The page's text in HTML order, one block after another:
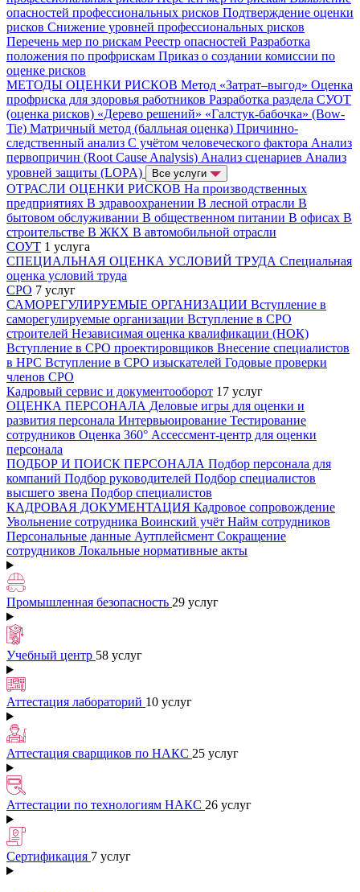
опасностей профессиональных рисков Подтверждение оценки
рисков Снижение уровней профессиональных рисков
Перечень мер по рискам Реестр опасностей Разработка
положения по профрискам Приказ о создании комиссии по
оценке рисков
МЕТОДЫ ОЦЕНКИ РИСКОВ Метод «Затрат–выгод» Оценка
профриска для здоровья работников Разработка раздела СУОТ
(оценка рисков) «Дерево решений» «Галстук-бабочка» (Bow-
Tie) Матричный метод (балльная оценка) Причинно-
следственный анализ С учётом человеческого фактора Анализ
первопричин (Root Cause Analysis) Анализ сценариев Анализ
уровней защиты (LOPA)
Все услуги
ОТРАСЛИ ОЦЕНКИ РИСКОВ На производственных
предприятиях В здравоохранении В лесной отрасли В
бытовом обслуживании В общественном питании В офисах В
строительстве В ЖКХ В автомобильной отрасли
СОУТ 1 услуга
СПЕЦИАЛЬНАЯ ОЦЕНКА УСЛОВИЙ ТРУДА Специальная
оценка условий труда
СРО 7 услуг
САМОРЕГУЛИРУЕМЫЕ ОРГАНИЗАЦИИ Вступление в
саморегулируемые организации Вступление в СРО
строителей Независимая оценка квалификации (НОК)
Вступление в СРО проектировщиков Внесение специалистов
в НРС Вступление в СРО изыскателей Годовые проверки
членов СРО
Кадровый сервис и документооборот 17 услуг
ОЦЕНКА ПЕРСОНАЛА Деловые игры для оценки и
развития персонала Интервьюирование Тестирование
сотрудников Оценка 360° Ассессмент-центр для оценки
персонала
ПОДБОР И ПОИСК ПЕРСОНАЛА Подбор персонала для
компаний Подбор руководителей Подбор специалистов
высшего звена Подбор специалистов
КАДРОВАЯ ДОКУМЕНТАЦИЯ Кадровое сопровождение
Увольнение сотрудника Воинский учёт Найм сотрудников
Персональные данные Аутплейсмент Сокращение
сотрудников Локальные нормативные акты
Промышленная безопасность 29 услуг
Учебный центр 58 услуг
Аттестация лабораторий 10 услуг
Аттестация сварщиков по НАКС 25 услуг
Аттестации по технологиям НАКС 26 услуг
Сертификация 7 услуг